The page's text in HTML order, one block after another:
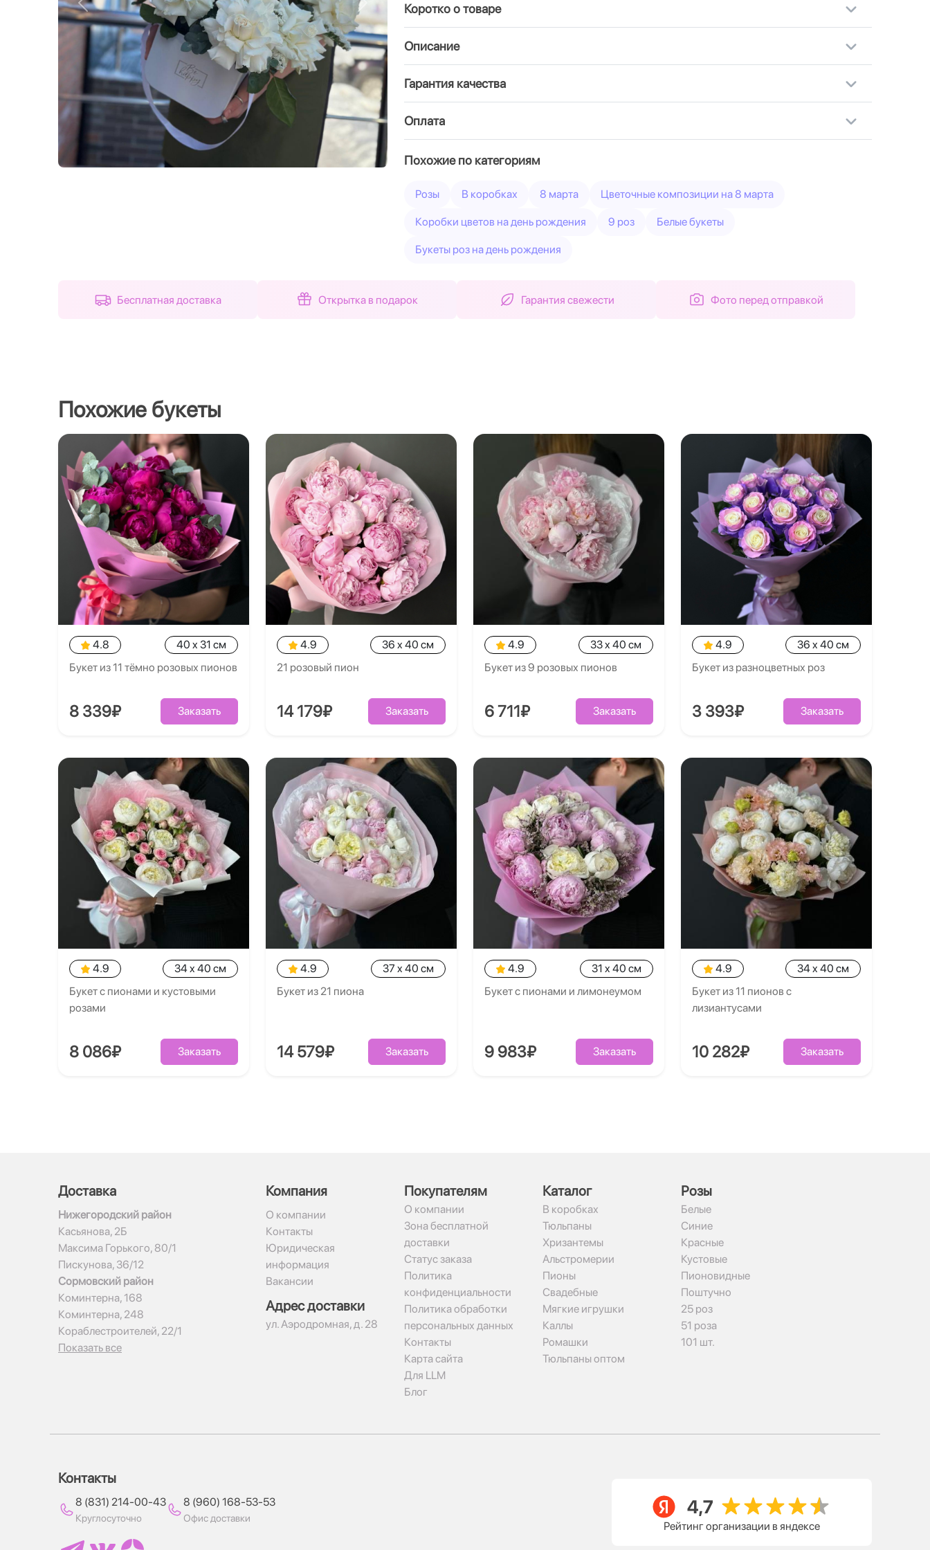
Назад Вперед Коротко о товаре
Описание
Гарантия качества
Оплата
Похожие по категориям
Розы В коробках 8 марта Цветочные композиции на 8 марта
Коробки цветов на день рождения 9 роз Белые букеты
Букеты роз на день рождения
Бесплатная доставка Открытка в подарок Гарантия свежести Фото перед отправкой
Похожие букеты
4.8
40 x 31 см
Букет из 11 тёмно розовых пионов
8 339₽ Заказать
4.9
36 x 40 см
21 розовый пион
14 179₽ Заказать
4.9
33 x 40 см
Букет из 9 розовых пионов
6 711₽ Заказать
4.9
36 x 40 см
Букет из разноцветных роз
3 393₽ Заказать
4.9
34 x 40 см
Букет с пионами и кустовыми
розами
8 086₽ Заказать
4.9
37 x 40 см
Букет из 21 пиона
14 579₽ Заказать
4.9
31 x 40 см
Букет с пионами и лимонеумом
9 983₽ Заказать
4.9
34 x 40 см
Букет из 11 пионов с
лизиантусами
10 282₽ Заказать
Доставка
Нижегородский район
Касьянова, 2Б
Максима Горького, 80/1
Пискунова, 36/12
Сормовский район
Коминтерна, 168
Коминтерна, 248
Кораблестроителей, 22/1
Показать все
Компания
О компании
Контакты
Юридическая
информация
Вакансии
Адрес доставки
ул. Аэродромная, д. 28
Покупателям
О компании
Зона бесплатной
доставки
Статус заказа
Политика
конфиденциальности
Политика обработки
персональных данных
Контакты
Карта сайта
Для LLM
Блог
Каталог
В коробках
Тюльпаны
Хризантемы
Альстромерии
Пионы
Свадебные
Мягкие игрушки
Каллы
Ромашки
Тюльпаны оптом
Рoзы
Белые
Синие
Красные
Кустовые
Пионовидные
Поштучно
25 роз
51 роза
101 шт.
Контакты
8 (831) 214-00-43
Круглосуточно
8 (960) 168-53-53
Офис доставки
Рейтинг организации в яндексе